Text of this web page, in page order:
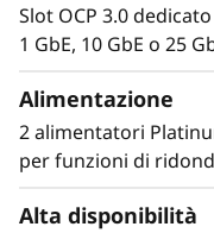
Slot OCP 3.0
1 GbE, 10 GbE o 25
Alimentazione
2 alimentatori
per funzioni di
Alta disponibilità